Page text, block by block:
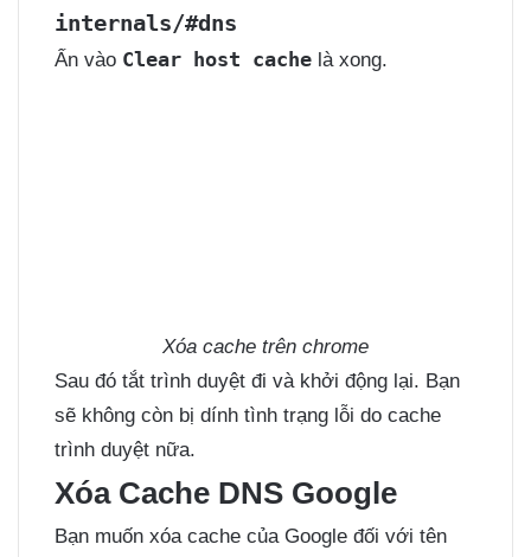
internals/#dns
Ấn vào Clear host cache là xong.
Xóa cache trên chrome
Sau đó tắt trình duyệt đi và khởi động lại. Bạn
sẽ không còn bị dính tình trạng lỗi do cache
trình duyệt nữa.
Xóa Cache DNS Google
Bạn muốn xóa cache của Google đối với tên